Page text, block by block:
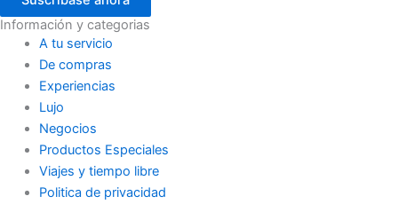
Información y categorias
A tu servicio
De compras
Experiencias
Lujo
Negocios
Productos Especiales
Viajes y tiempo libre
Politica de privacidad